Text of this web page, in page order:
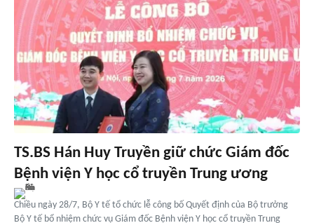
TS.BS Hán Huy Truyền giữ chức Giám đốc
Bệnh viện Y học cổ truyền Trung ương
Chiều ngày 28/7, Bộ Y tế tổ chức lễ công bố Quyết định của Bộ trưởng
Bộ Y tế bổ nhiệm chức vụ Giám đốc Bệnh viện Y học cổ truyền Trung